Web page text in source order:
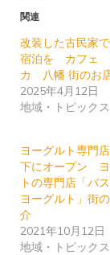
関連
改装した古民家
宿泊を カフェ
カ 八幡 街のお
2025年4月12日
地域・トピックス
ヨーグルト専門
下にオープン
トの専門店「バ
ヨーグルト」街
介
2021年10月12日
地域・トピックス